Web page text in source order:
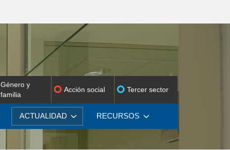
ACTUALIDAD RECURSOS
Género y
familia
Acción social Tercer sector